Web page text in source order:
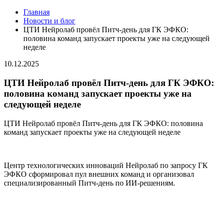
Главная
Новости и блог
ЦТИ Нейролаб провёл Питч-день для ГК ЭФКО:
половина команд запускает проекты уже на следующей
неделе
10.12.2025
ЦТИ Нейролаб провёл Питч-день для ГК ЭФКО:
половина команд запускает проекты уже на
следующей неделе
ЦТИ Нейролаб провёл Питч-день для ГК ЭФКО: половина
команд запускает проекты уже на следующей неделе
Центр технологических инноваций Нейролаб по запросу ГК
ЭФКО сформировал пул внешних команд и организовал
специализированный Питч-день по ИИ-решениям.